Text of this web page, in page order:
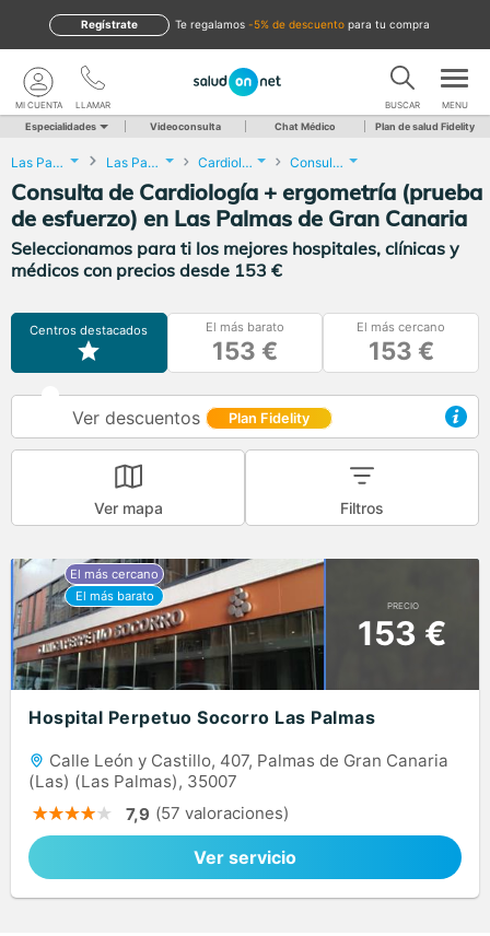
te regalamos -5% de descuento para tu compra
Regístrate
LLAMAR
MI CUENTA BUSCAR MENU
Especialidades Videoconsulta Chat Médico Plan de salud Fidelity
Las Palmas Las Palmas de Gran Canaria Cardiología Consulta de Cardiología + ergometría (prueba de esfuerzo)
Consulta de Cardiología + ergometría (prueba
de esfuerzo) en Las Palmas de Gran Canaria
Seleccionamos para ti los mejores hospitales, clínicas y
médicos con precios desde 153 €
Centros destacados El más barato
153 €
El más cercano
153 €
Ver descuentos Plan Fidelity
Ver mapa Filtros
PRECIO
153 €
Hospital Perpetuo Socorro Las Palmas
Calle León y Castillo, 407, Palmas de Gran Canaria
(Las) (Las Palmas), 35007
7,9 (57 valoraciones)
Ver servicio